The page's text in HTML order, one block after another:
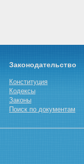
Законодательство
Конституция
Кодексы
Законы
Поиск по документам